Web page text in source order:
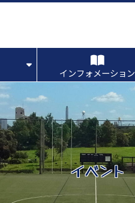
インフォメーション
イベント